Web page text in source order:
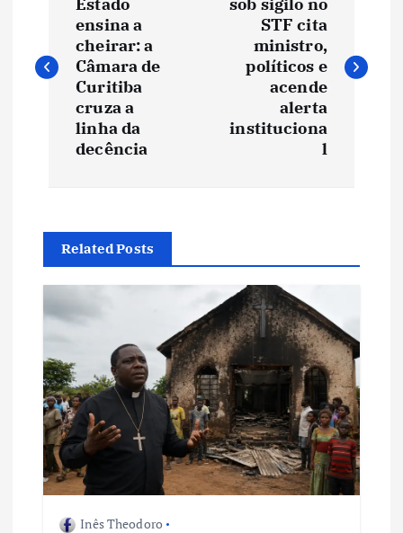
v
ç
ã
o
d
e
P
o
ensina a
cheirar: a
Câmara de
Curitiba
cruza a
linha da
decência
STF cita
ministro,
políticos e
acende
alerta
instituciona
l
Related Posts
Inês Theodoro